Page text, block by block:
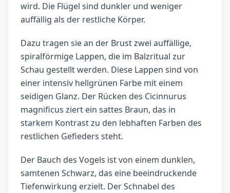
wird. Die Flügel sind dunkler und weniger
auffällig als der restliche Körper.
Dazu tragen sie an der Brust zwei auffällige,
spiralförmige Lappen, die im Balzritual zur
Schau gestellt werden. Diese Lappen sind von
einer intensiv hellgrünen Farbe mit einem
seidigen Glanz. Der Rücken des Cicinnurus
magnificus ziert ein sattes Braun, das in
starkem Kontrast zu den lebhaften Farben des
restlichen Gefieders steht.
Der Bauch des Vogels ist von einem dunklen,
samtenen Schwarz, das eine beeindruckende
Tiefenwirkung erzielt. Der Schnabel des